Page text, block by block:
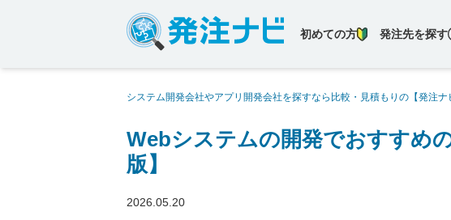
初めての方 発注先を探す
システム開発会社やアプリ開発会社を探すなら比較・見積もりの【発注ナ
Webシステムの開発でおすすめ
版】
2026.05.20